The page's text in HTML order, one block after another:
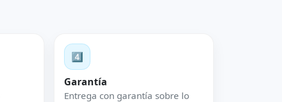
4️⃣
Garantía
Entrega con garantía sobre lo